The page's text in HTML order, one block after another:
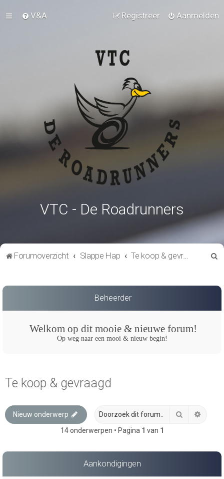
V&A Aanmelden
Registreer
VTC - De Roadrunners
Forumoverzicht Slappe Hap Te koop & gevraagd
Beheerder
Welkom op dit mooie & nieuwe forum!
Op weg naar een mooi & nieuw begin!
Te koop & gevraagd
Nieuw onderwerp Zoek
14 onderwerpen • Pagina 1 van 1
Aankondigingen